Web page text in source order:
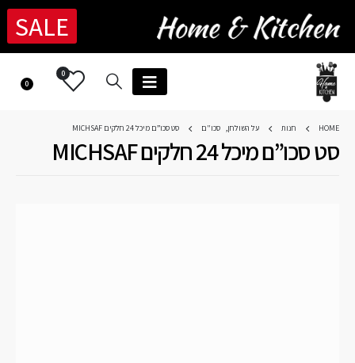
SALE
0
0
HOME חנות על השולחן, סכו"ם סט סכו”ם מיכל 24 חלקים MICHSAF
סט סכו”ם מיכל 24 חלקים MICHSAF